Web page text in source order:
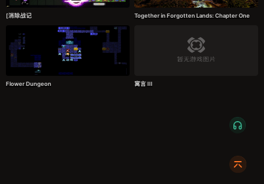
[消除战记 Together in Forgotten Lands: Chapter One
Flower Dungeon 寓言 III